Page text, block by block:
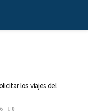
los viajes del
0